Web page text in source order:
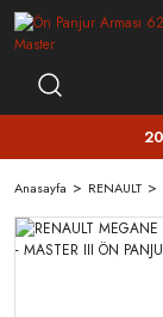
Anasayfa RENAULT